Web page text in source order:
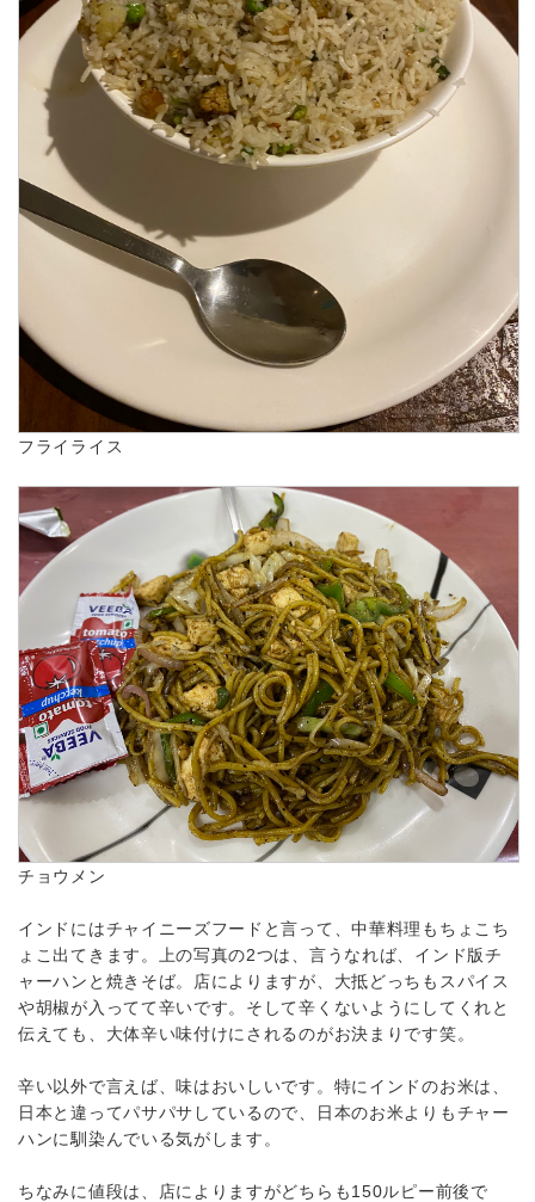
フライライス
チョウメン
インドにはチャイニーズフードと言って、中華料理もちょこち
ょこ出てきます。上の写真の2つは、言うなれば、インド版チ
ャーハンと焼きそば。店によりますが、大抵どっちもスパイス
や胡椒が入ってて辛いです。そして辛くないようにしてくれと
伝えても、大体辛い味付けにされるのがお決まりです笑。
辛い以外で言えば、味はおいしいです。特にインドのお米は、
日本と違ってパサパサしているので、日本のお米よりもチャー
ハンに馴染んでいる気がします。
ちなみに値段は、店によりますがどちらも150ルピー前後で